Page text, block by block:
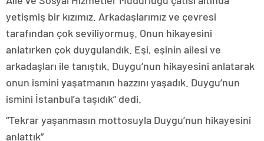
yetişmiş bir kızımız. Arkadaşlarımız ve çevresi
tarafından çok seviliyormuş. Onun hikayesini
anlatırken çok duygulandık. Eşi, eşinin ailesi ve
arkadaşları ile tanıştık. Duygu’nun hikayesini anlatarak
onun ismini yaşatmanın hazzını yaşadık. Duygu’nun
ismini İstanbul’a taşıdık” dedi.
“Tekrar yaşanmasın mottosuyla Duygu’nun hikayesini
anlattık”